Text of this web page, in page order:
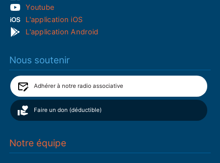
Youtube
L'application iOS
L'application Android
Nous soutenir
Adhérer à notre radio associative
Faire un don (déductible)
Notre équipe